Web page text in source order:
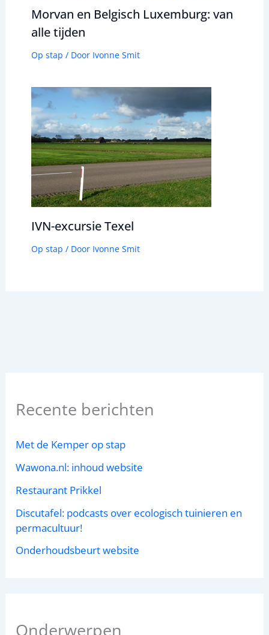
Morvan en Belgisch Luxemburg: van
alle tijden
Op stap / Door Ivonne Smit
IVN-excursie Texel
Op stap / Door Ivonne Smit
Recente berichten
Met de Kemper op stap
Wawona.nl: inhoud website
Restaurant Prikkel
Discutafel: podcasts over ecologisch tuinieren en
permacultuur!
Onderhoudsbeurt website
Onderwerpen